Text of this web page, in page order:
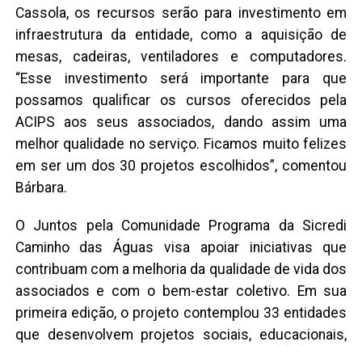
Cassola, os recursos serão para investimento em
infraestrutura da entidade, como a aquisição de
mesas, cadeiras, ventiladores e computadores.
“Esse investimento será importante para que
possamos qualificar os cursos oferecidos pela
ACIPS aos seus associados, dando assim uma
melhor qualidade no serviço. Ficamos muito felizes
em ser um dos 30 projetos escolhidos”, comentou
Bárbara.
O Juntos pela Comunidade Programa da Sicredi
Caminho das Águas visa apoiar iniciativas que
contribuam com a melhoria da qualidade de vida dos
associados e com o bem-estar coletivo. Em sua
primeira edição, o projeto contemplou 33 entidades
que desenvolvem projetos sociais, educacionais,